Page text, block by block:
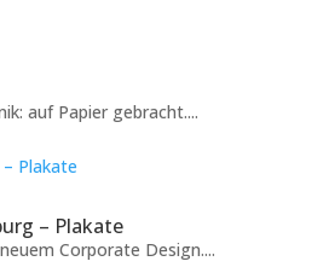
auf Papier gebracht....
– Plakate
Corporate Design....